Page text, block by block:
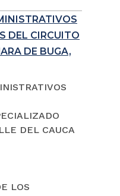
DEL CIRCUITO
DE BUGA,
DEL CAUCA
LOS